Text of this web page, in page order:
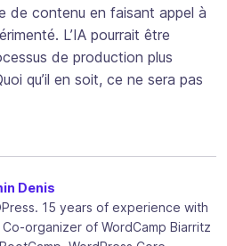
de contenu en faisant appel à
L’IA pourrait être
de production plus
qu’il en soit, ce ne sera pas
Denis
15 years of experience with
Co-organizer of WordCamp Biarritz